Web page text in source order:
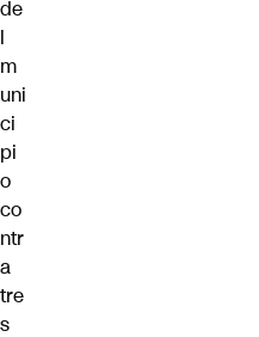
de
l
m
uni
ci
pi
o
co
ntr
a
tre
s